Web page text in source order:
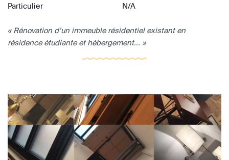
Particulier
N/A
« Rénovation d’un immeuble résidentiel existant en
résidence étudiante et hébergement... »